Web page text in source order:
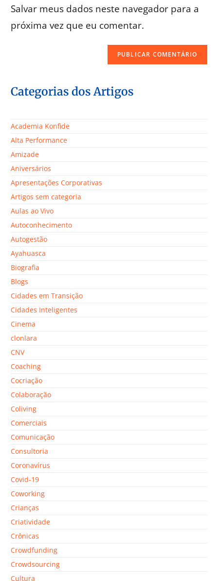
Salvar meus dados neste navegador para a
próxima vez que eu comentar.
Categorias dos Artigos
Academia Konfide
Alta Performance
Amizade
Aniversários
Apresentações Corporativas
Artigos sem categoria
Aulas ao Vivo
Autoconhecimento
Autogestão
Ayahuasca
Biografia
Blogs
Cidades em Transição
Cidades Inteligentes
Cinema
clonlara
CNV
Coaching
Cocriação
Colaboração
Coliving
Comerciais
Comunicação
Consultoria
Coronavírus
Covid-19
Coworking
Crianças
Criatividade
Crônicas
Crowdfunding
Crowdsourcing
Cultura